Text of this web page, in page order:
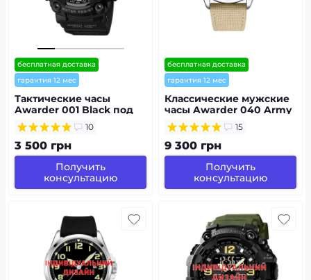
бесплатная доставка
гарантия 12 мес
Тактические часы
Awarder 001 Black под
Индивидуальный
дизайн,
водонепроницаемый,
будильник
10
3 500 грн
Получить
консультацию
бесплатная доставка
гарантия 12 мес
Классические мужские
часы Awarder 040 Army
Sand-Silver под
Индивидуальный
дизайн
15
9 300 грн
Получить
консультацию